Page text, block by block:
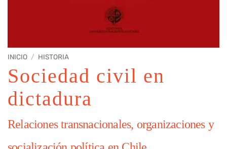
INICIO / HISTORIA
Sociedad civil en
dictadura
Relaciones transnacionales, organizaciones y